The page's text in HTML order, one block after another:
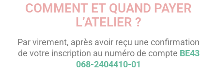
COMMENT ET QUAND PAYER
L’ATELIER ?
Par virement, après avoir reçu une confirmation
de votre inscription au numéro de compte BE43
068-2404410-01